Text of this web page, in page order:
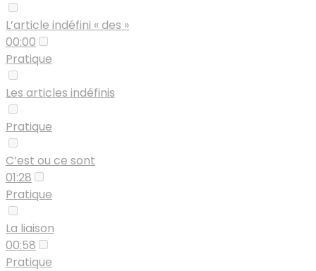
L’article indéfini « des »
00:00
Pratique
Les articles indéfinis
Pratique
C’est ou ce sont
01:28
Pratique
La liaison
00:58
Pratique